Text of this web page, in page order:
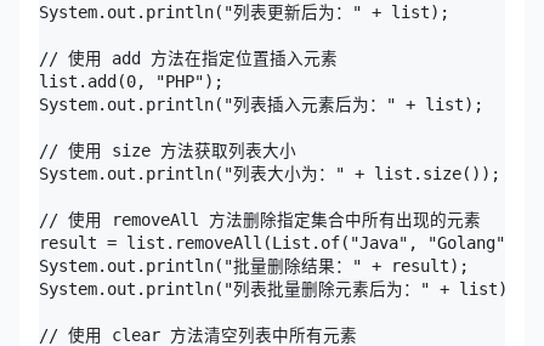
System.out.println("列表更新后为：" + list);
// 使用 add 方法在指定位置插入元素
list.add(0, "PHP");
System.out.println("列表插入元素后为：" + list);
// 使用 size 方法获取列表大小
System.out.println("列表大小为：" + list.size());
// 使用 removeAll 方法删除指定集合中所有出现的元素
result = list.removeAll(List.of("Java", "Golang"));
System.out.println("批量删除结果：" + result);
System.out.println("列表批量删除元素后为：" + list);
// 使用 clear 方法清空列表中所有元素